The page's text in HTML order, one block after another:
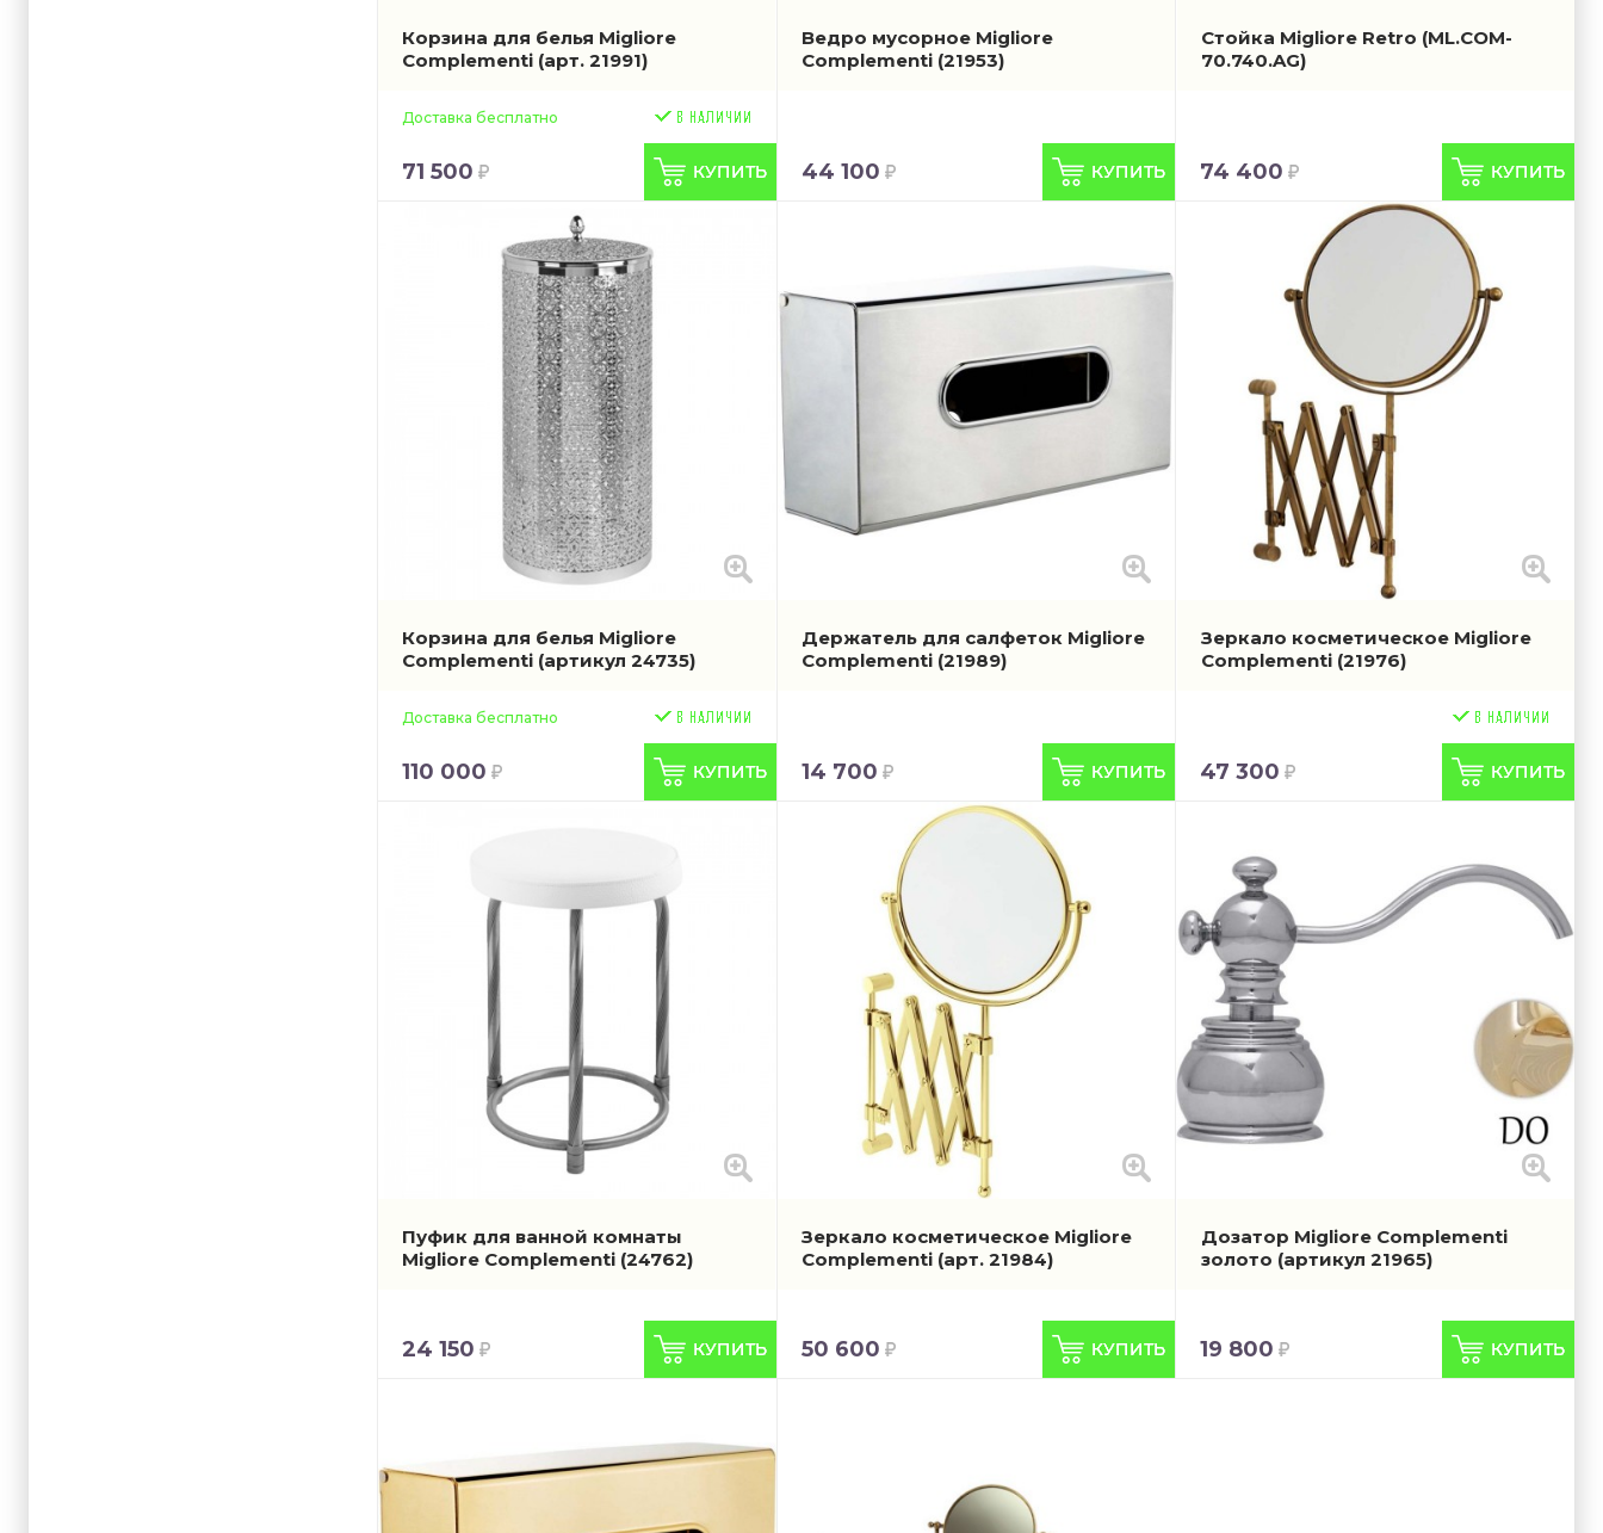
Корзина для белья Migliore
Complementi (арт. 21991)
Доставка бесплатно
71 500
Ведро мусорное Migliore
Complementi (21953)
44 100
Стойка Migliore Retro (ML.COM-
70.740.AG)
74 400
Корзина для белья Migliore
Complementi (артикул 24735)
Доставка бесплатно
110 000
Держатель для салфеток Migliore
Complementi (21989)
14 700
Зеркало косметическое Migliore
Complementi (21976)
47 300
Пуфик для ванной комнаты
Migliore Complementi (24762)
24 150
Зеркало косметическое Migliore
Complementi (арт. 21984)
50 600
Дозатор Migliore Complementi
золото (артикул 21965)
19 800